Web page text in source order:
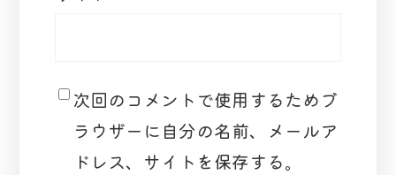
次回のコメントで使用するためブ
ラウザーに自分の名前、メールア
ドレス、サイトを保存する。